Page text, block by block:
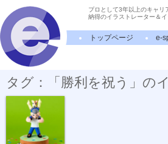
プロとして3年以上のキャリ
納得のイラストレーター＆イ
トップページ e-
タグ：「勝利を祝う」の
肩車